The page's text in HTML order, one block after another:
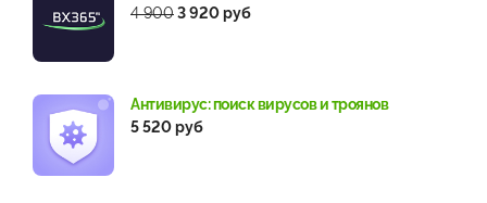
4 9003 920 руб
Антивирус: поиск вирусов и троянов
5 520 руб